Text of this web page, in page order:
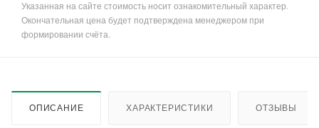
Указанная на сайте стоимость носит ознакомительный характер.
Окончательная цена будет подтверждена менеджером при
формировании счёта.
ОПИСАНИЕ ХАРАКТЕРИСТИКИ ОТЗЫВЫ